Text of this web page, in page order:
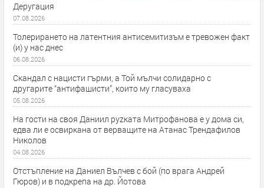
Деругация
07.08.2026
Толерирането на латентния антисемитизъм е тревожен факт
(и) у нас днес
06.08.2026
Скандал с нацисти гърми, а Той мълчи солидарно с
другарите “антифашисти”, които му гласуваха
05.08.2026
На гости на своя Даниил руzката Митрофанова е у дома си,
едва ли е освиркана от верващите на Атанас Трендафилов
Николов
04.08.2026
Отстъпление на Даниел Вълчев с бой (по врага Андрей
Гюров) и в подкрепа на др. Йотова